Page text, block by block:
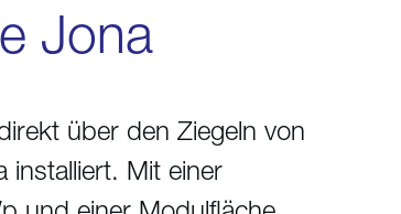
Jona
über den Ziegeln von
installiert. Mit einer